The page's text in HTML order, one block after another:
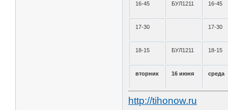
16-45 БУЛ1211 16-45
17-30 17-30
18-15 БУЛ1211 18-15
вторник 16 июня среда
http://tihonow.ru